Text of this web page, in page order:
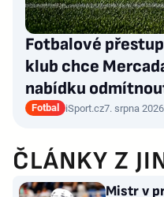
Fotbalové
klub chce
nabídku
Fotbal iSport.cz7. srpna 2026
ČLÁNKY Z
Mistr v